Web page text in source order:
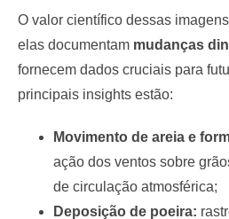
O valor científico dessas
elas documentam mudanças
fornecem dados cruciais para
principais insights estão:
Movimento de areia e
ação dos ventos sobre
de circulação atmosférica;
Deposição de poeira: